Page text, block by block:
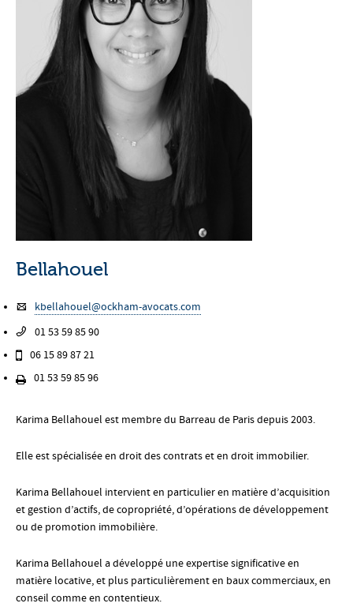
Bellahouel
kbellahouel@ockham-avocats.com
01 53 59 85 90
06 15 89 87 21
01 53 59 85 96
Karima Bellahouel est membre du Barreau de Paris depuis 2003.
Elle est spécialisée en droit des contrats et en droit immobilier.
Karima Bellahouel intervient en particulier en matière d’acquisition
et gestion d’actifs, de copropriété, d’opérations de développement
ou de promotion immobilière.
Karima Bellahouel a développé une expertise significative en
matière locative, et plus particulièrement en baux commerciaux, en
conseil comme en contentieux.